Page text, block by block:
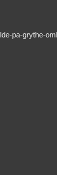
pa-grythe-